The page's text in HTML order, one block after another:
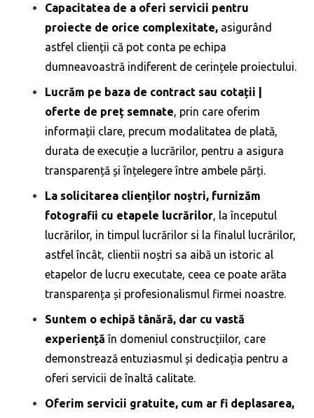
Capacitatea de a oferi servicii pentru
proiecte de orice complexitate, asigurând
astfel clienții că pot conta pe echipa
dumneavoastră indiferent de cerințele proiectului.
Lucrăm pe baza de contract sau cotații |
oferte de preț semnate, prin care oferim
informații clare, precum modalitatea de plată,
durata de execuție a lucrărilor, pentru a asigura
transparență și înțelegere între ambele părți.
La solicitarea clienților noștri, furnizăm
fotografii cu etapele lucrărilor, la începutul
lucrărilor, in timpul lucrărilor si la finalul lucrărilor,
astfel încât, clientii noștri sa aibă un istoric al
etapelor de lucru executate, ceea ce poate arăta
transparența și profesionalismul firmei noastre.
Suntem o echipă tânără, dar cu vastă
experiență în domeniul construcțiilor, care
demonstrează entuziasmul și dedicația pentru a
oferi servicii de înaltă calitate.
Oferim servicii gratuite, cum ar fi deplasarea,